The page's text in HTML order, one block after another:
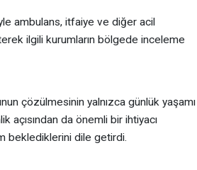
ambulans, itfaiye ve diğer acil
ilgili kurumların bölgede inceleme
çözülmesinin yalnızca günlük yaşamı
açısından da önemli bir ihtiyacı
beklediklerini dile getirdi.